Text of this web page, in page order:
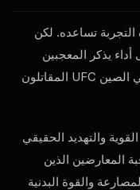
تساعده. لكن
أداء يذكر المعجبين
الصين UFC المقاتلون
والتهديد الحقيقي
المعارضين الذين
والقوة البدنية